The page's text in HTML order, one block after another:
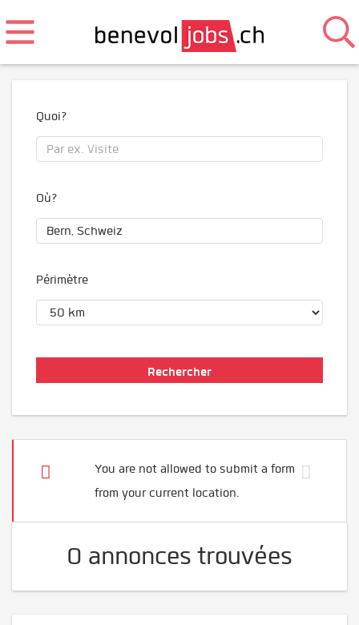
Quoi?
Où?
Périmètre
You are not allowed to submit a form
from your current location.
0 annonces trouvées